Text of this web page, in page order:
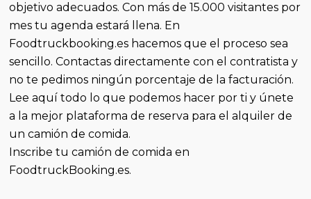
objetivo adecuados. Con más de 15.000 visitantes por
mes tu agenda estará llena. En
Foodtruckbooking.es hacemos que el proceso sea
sencillo. Contactas directamente con el contratista y
no te pedimos ningún porcentaje de la facturación.
Lee aquí todo lo que podemos hacer por ti y únete
a la mejor plataforma de reserva para el alquiler de
un camión de comida.
Inscribe tu camión de comida en
FoodtruckBooking.es.